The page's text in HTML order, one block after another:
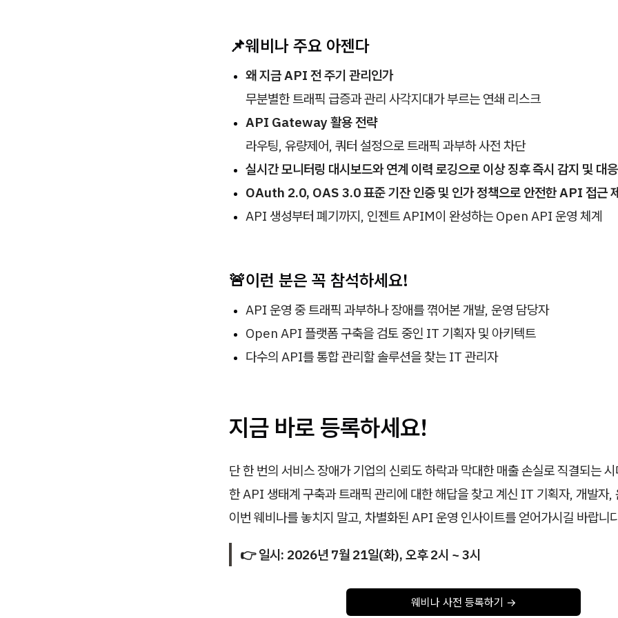
📌웨비나 주요 아젠다
왜 지금 API 전 주기 관리인가
무분별한 트래픽 급증과 관리 사각지대가 부르는 연쇄 리스크
API Gateway 활용 전략
라우팅, 유량제어, 쿼터 설정으로 트래픽 과부하 사전 차단
실시간 모니터링 대시보드와 연계 이력 로깅으로 이상 징후 즉시 감지 및 대응
OAuth 2.0, OAS 3.0 표준 기잔 인증 및 인가 정책으로 안전한 API 접근
API 생성부터 폐기까지, 인젠트 APIM이 완성하는 Open API 운영 체계
🚨이런 분은 꼭 참석하세요!
API 운영 중 트래픽 과부하나 장애를 껶어본 개발, 운영 담당자
Open API 플랫폼 구축을 검토 중인 IT 기획자 및 아키텍트
다수의 API를 통합 관리할 솔루션을 찾는 IT 관리자
지금 바로 등록하세요!
단 한 번의 서비스 장애가 기업의 신뢰도 하락과 막대한 매출 손실로 직결되는
한 API 생태계 구축과 트래픽 관리에 대한 해답을 찾고 계신 IT 기획자, 개발자,
이번 웨비나를 놓치지 말고, 차별화된 API 운영 인사이트를 얻어가시길 바랍니
👉 일시: 2026년 7월 21일(화), 오후 2시 ~ 3시
웨비나 사전 등록하기 →